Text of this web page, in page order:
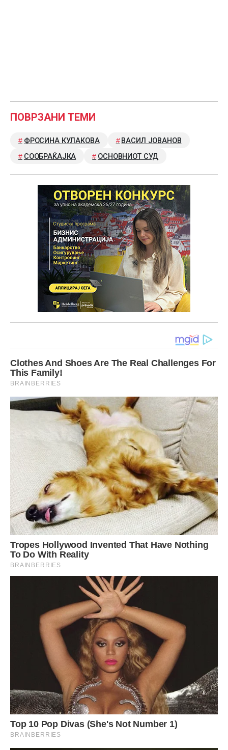
ПОВРЗАНИ ТЕМИ
ФРОСИНА КУЛАКОВА
ВАСИЛ ЈОВАНОВ
СООБРАЌАЈКА
ОСНОВНИОТ СУД